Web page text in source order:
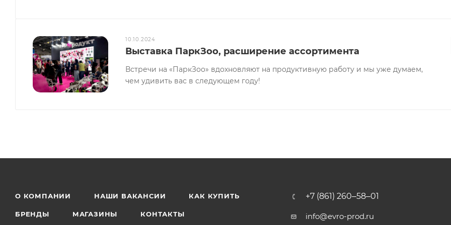
Добавки на 100 г:магний - 0,06 г, цинк 5 мг, Витамин А - 500 МЕ, Витамин D - 14 МЕ, Витамин Е - 1 МЕ.
Энергетическая ценность (100 г):86 ккал / 360 кДж.
10.10.2024
Выставка ПаркЗоо, расширение ассортимента
Встречи на «ПаркЗоо» вдохновляют на продуктивную работу и мы уже думаем,
чем удивить вас в следующем году!
О КОМПАНИИ НАШИ ВАКАНСИИ КАК КУПИТЬ
БРЕНДЫ МАГАЗИНЫ КОНТАКТЫ
+7 (861) 260‒58‒01
info@evro-prod.ru